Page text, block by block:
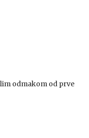
odmakom od prve